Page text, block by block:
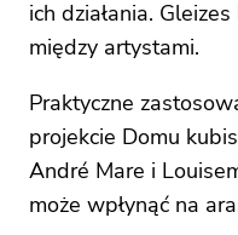
ich działania.
między artystami.
Praktyczne
projekcie Domu
André Mare i
może wpłynąć na